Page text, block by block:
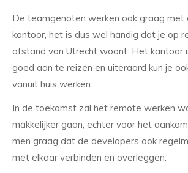
De teamgenoten werken ook graag met
kantoor, het is dus wel handig dat je op
afstand van Utrecht woont. Het kantoor
goed aan te reizen en uiteraard kun je
vanuit huis werken.
In de toekomst zal het remote werken
makkelijker gaan, echter voor het
men graag dat de developers ook
met elkaar verbinden en overleggen.